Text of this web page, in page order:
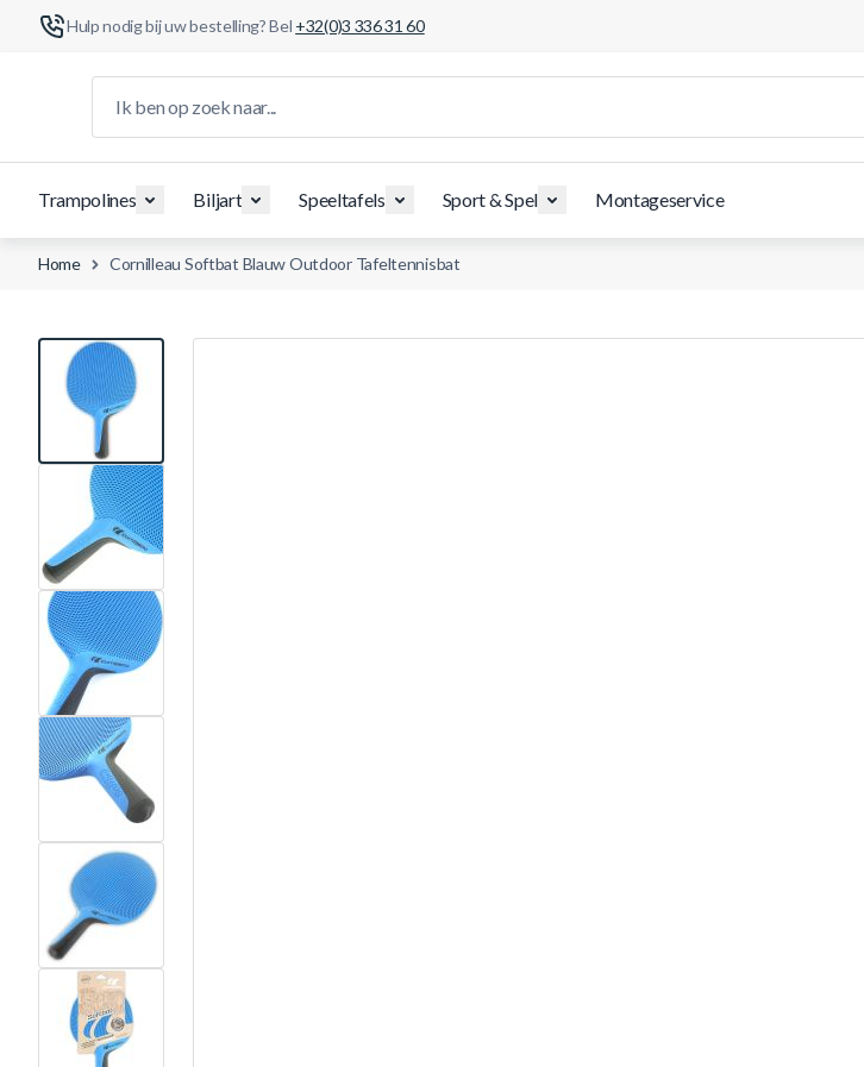
Hulp nodig bij uw bestelling? Bel +32(0)3 336 31 60
Trampolines Biljart Speeltafels Sport & Spel Montageservice
Home Cornilleau Softbat Blauw Outdoor Tafeltennisbat
View larger image
View larger image
View larger image
View larger image
View larger image
View larger image